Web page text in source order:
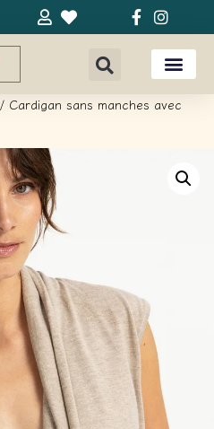
/ Cardigan sans manches avec